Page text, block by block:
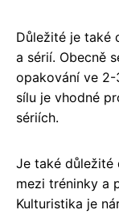
Důležité je také
a sérií. Obecně
opakování ve
sílu je vhodné
sériích.
Je také důležité
mezi tréninky a
Kulturistika je